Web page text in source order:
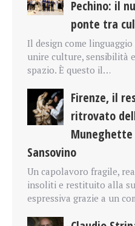
Pechino: il
ponte tra
Il design come
unire culture, sensibilità
spazio. È questo il…
Firenze, il
ritrovato
Sansovino
Un capolavoro fragile,
insoliti e restituito alla
espressiva grazie a un